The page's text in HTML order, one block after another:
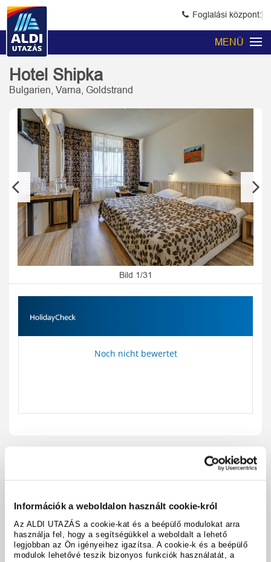
Információk a weboldalon használt cookie-król
Az ALDI UTAZÁS a cookie-kat és a beépülő modulokat arra
használja fel, hogy a segítségükkel a weboldalt a lehető
legjobban az Ön igényeihez igazítsa. A cookie-k és a beépülő
modulok lehetővé teszik bizonyos funkciók használatát, a
Foglalási központ:
MENÜ
Hotel Shipka
Bulgarien, Varna, Goldstrand
Previous
Bild 1/31
Next
Noch nicht bewertet
drucken
Ausstattung & Fakten
Hoteldetails